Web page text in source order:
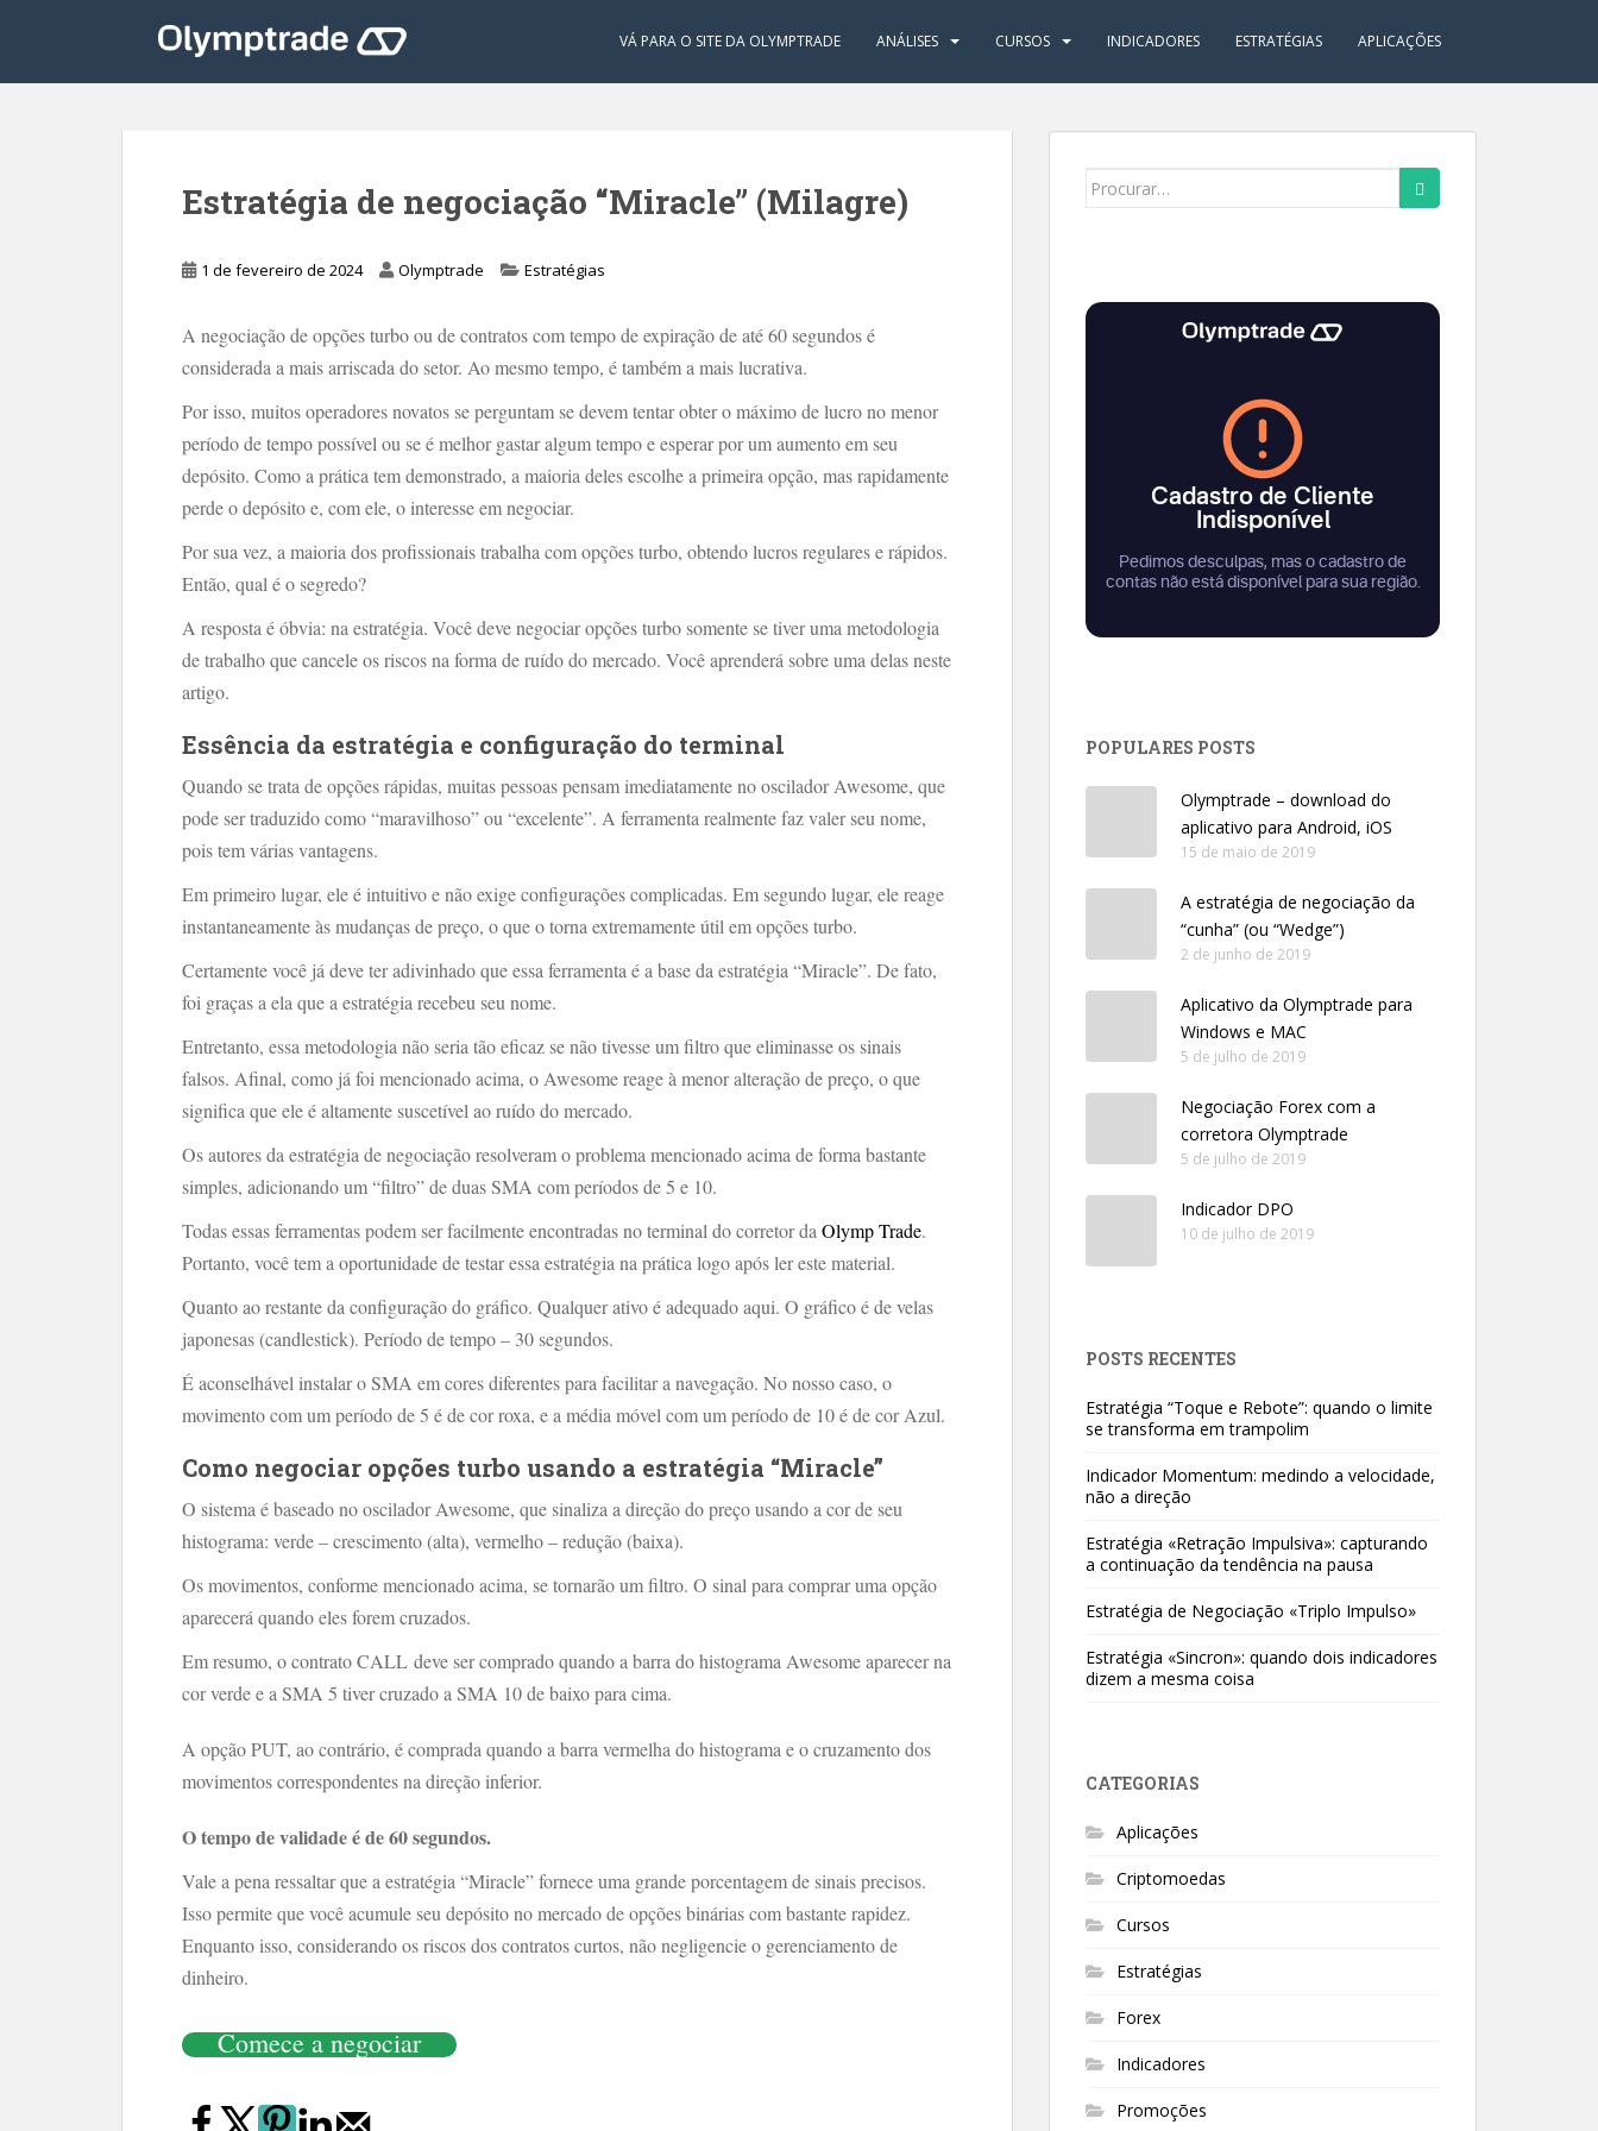
VÁ PARA O SITE DA OLYMPTRADE ANÁLISES CURSOS INDICADORES ESTRATÉGIAS APLICAÇÕES
Estratégia de negociação “Miracle” (Milagre)
1 de fevereiro de 2024 Olymptrade Estratégias
A negociação de opções turbo ou de contratos com tempo de expiração de até 60 segundos é
considerada a mais arriscada do setor. Ao mesmo tempo, é também a mais lucrativa.
Por isso, muitos operadores novatos se perguntam se devem tentar obter o máximo de lucro no menor
período de tempo possível ou se é melhor gastar algum tempo e esperar por um aumento em seu
depósito. Como a prática tem demonstrado, a maioria deles escolhe a primeira opção, mas rapidamente
perde o depósito e, com ele, o interesse em negociar.
Por sua vez, a maioria dos profissionais trabalha com opções turbo, obtendo lucros regulares e rápidos.
Então, qual é o segredo?
A resposta é óbvia: na estratégia. Você deve negociar opções turbo somente se tiver uma metodologia
de trabalho que cancele os riscos na forma de ruído do mercado. Você aprenderá sobre uma delas neste
artigo.
Essência da estratégia e configuração do terminal
Quando se trata de opções rápidas, muitas pessoas pensam imediatamente no oscilador Awesome, que
pode ser traduzido como “maravilhoso” ou “excelente”. A ferramenta realmente faz valer seu nome,
pois tem várias vantagens.
Em primeiro lugar, ele é intuitivo e não exige configurações complicadas. Em segundo lugar, ele reage
instantaneamente às mudanças de preço, o que o torna extremamente útil em opções turbo.
Certamente você já deve ter adivinhado que essa ferramenta é a base da estratégia “Miracle”. De fato,
foi graças a ela que a estratégia recebeu seu nome.
Entretanto, essa metodologia não seria tão eficaz se não tivesse um filtro que eliminasse os sinais
falsos. Afinal, como já foi mencionado acima, o Awesome reage à menor alteração de preço, o que
significa que ele é altamente suscetível ao ruído do mercado.
Os autores da estratégia de negociação resolveram o problema mencionado acima de forma bastante
simples, adicionando um “filtro” de duas SMA com períodos de 5 e 10.
Todas essas ferramentas podem ser facilmente encontradas no terminal do corretor da Olymp Trade.
Portanto, você tem a oportunidade de testar essa estratégia na prática logo após ler este material.
Quanto ao restante da configuração do gráfico. Qualquer ativo é adequado aqui. O gráfico é de velas
japonesas (candlestick). Período de tempo – 30 segundos.
É aconselhável instalar o SMA em cores diferentes para facilitar a navegação. No nosso caso, o
movimento com um período de 5 é de cor roxa, e a média móvel com um período de 10 é de cor Azul.
Como negociar opções turbo usando a estratégia “Miracle”
O sistema é baseado no oscilador Awesome, que sinaliza a direção do preço usando a cor de seu
histograma: verde – crescimento (alta), vermelho – redução (baixa).
Os movimentos, conforme mencionado acima, se tornarão um filtro. O sinal para comprar uma opção
aparecerá quando eles forem cruzados.
Em resumo, o contrato CALL deve ser comprado quando a barra do histograma Awesome aparecer na
cor verde e a SMA 5 tiver cruzado a SMA 10 de baixo para cima.
A opção PUT, ao contrário, é comprada quando a barra vermelha do histograma e o cruzamento dos
movimentos correspondentes na direção inferior.
O tempo de validade é de 60 segundos.
Vale a pena ressaltar que a estratégia “Miracle” fornece uma grande porcentagem de sinais precisos.
Isso permite que você acumule seu depósito no mercado de opções binárias com bastante rapidez.
Enquanto isso, considerando os riscos dos contratos curtos, não negligencie o gerenciamento de
dinheiro.
Comece a negociar
Search
POPULARES POSTS
Olymptrade – download do
aplicativo para Android, iOS
15 de maio de 2019
A estratégia de negociação da
“cunha” (ou “Wedge”)
2 de junho de 2019
Aplicativo da Olymptrade para
Windows e MAC
5 de julho de 2019
Negociação Forex com a
corretora Olymptrade
5 de julho de 2019
Indicador DPO
10 de julho de 2019
POSTS RECENTES
Estratégia “Toque e Rebote”: quando o limite
se transforma em trampolim
Indicador Momentum: medindo a velocidade,
não a direção
Estratégia «Retração Impulsiva»: capturando
a continuação da tendência na pausa
Estratégia de Negociação «Triplo Impulso»
Estratégia «Sincron»: quando dois indicadores
dizem a mesma coisa
CATEGORIAS
Aplicações
Criptomoedas
Cursos
Estratégias
Forex
Indicadores
Promoções